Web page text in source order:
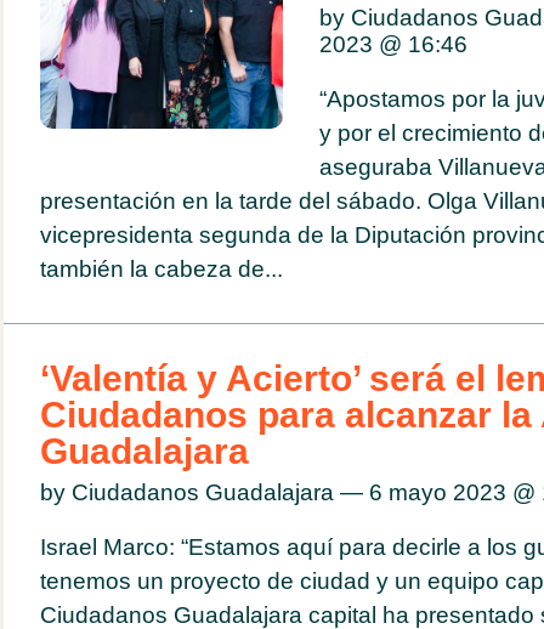
by Ciudadanos
2023 @ 16:46
“Apostamos por la
y por el crecimiento
aseguraba
presentación en la tarde del sábado. Olga
vicepresidenta segunda de la Diputación
también la cabeza de...
‘Valentía y Acierto’ será el
Ciudadanos para alcanzar
Guadalajara
by Ciudadanos Guadalajara — 6 mayo 2023 @
Israel Marco: “Estamos aquí para decirle a los
tenemos un proyecto de ciudad y un equipo
Ciudadanos Guadalajara capital ha presentado